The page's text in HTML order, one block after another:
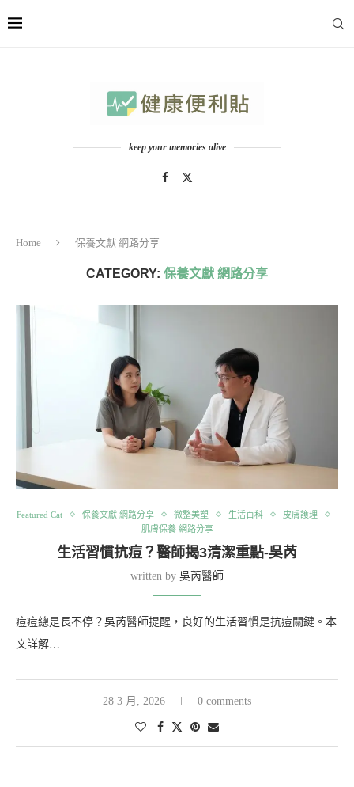
keep your memories alive
Home 保養文獻 網路分享
CATEGORY: 保養文獻 網路分享
Featured Cat 保養文獻 網路分享 微整美塑 生活百科
皮膚護理
肌膚保養 網路分享
生活習慣抗痘？醫師揭3清潔重點-吳芮
written by 吳芮醫師
痘痘總是長不停？吳芮醫師提醒，良好的生活習慣是抗痘關鍵。本
文詳解…
28 3 月, 2026 0 comments